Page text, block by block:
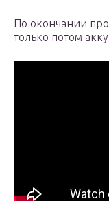
По окончании
только потом